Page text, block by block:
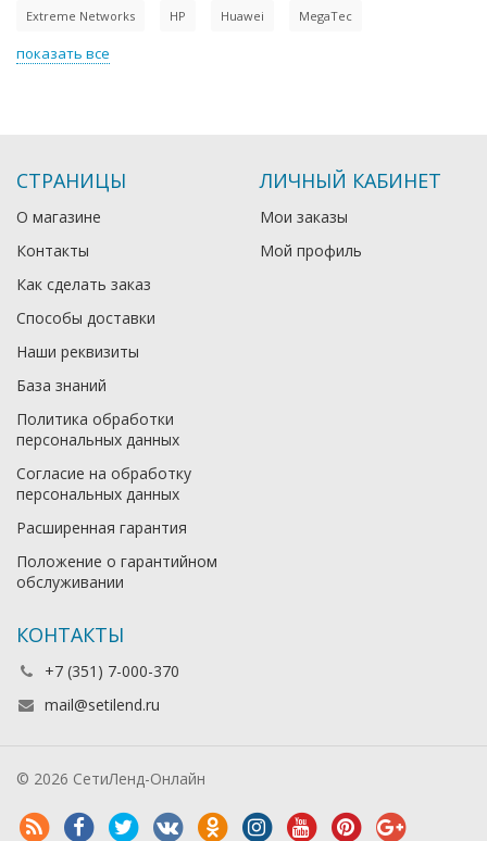
Extreme Networks HP Huawei MegaTec
показать все
СТРАНИЦЫ
О магазине
Контакты
Как сделать заказ
Способы доставки
Наши реквизиты
База знаний
Политика обработки
персональных данных
Согласие на обработку
персональных данных
Расширенная гарантия
Положение о гарантийном
обслуживании
ЛИЧНЫЙ КАБИНЕТ
Мои заказы
Мой профиль
КОНТАКТЫ
+7 (351) 7-000-370
mail@setilend.ru
© 2026 СетиЛенд-Онлайн